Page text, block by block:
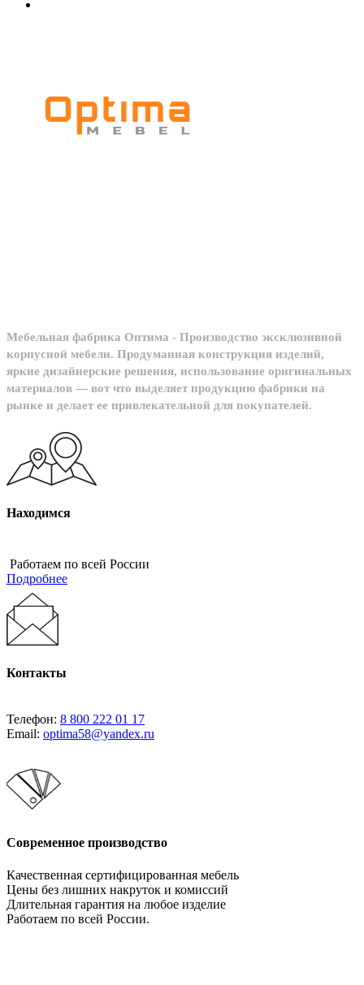
Мебельная фабрика Оптима - Производство эксклюзивной
корпусной мебели. Продуманная конструкция изделий,
яркие дизайнерские решения, использование оригинальных
материалов — вот что выделяет продукцию фабрики на
рынке и делает ее привлекательной для покупателей.
Находимся
Работаем по всей России
Подробнее
Контакты
Телефон: 8 800 222 01 17
Email: optima58@yandex.ru
Современное производство
Качественная сертифицированная мебель
Цены без лишних накруток и комиссий
Длительная гарантия на любое изделие
Работаем по всей России.